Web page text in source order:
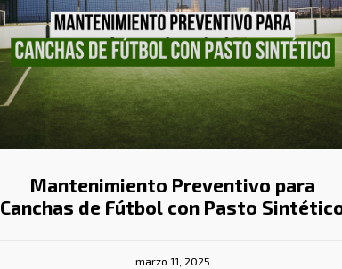
Mantenimiento Preventivo para
Canchas de Fútbol con Pasto
marzo 11, 2025